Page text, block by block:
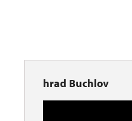
hrad Buchlov